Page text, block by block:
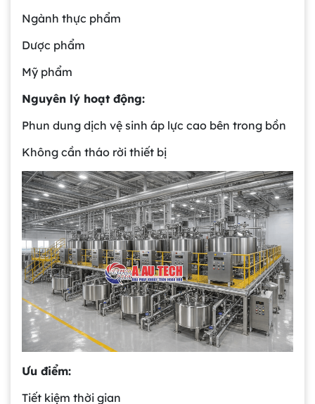
Ngành thực phẩm
Dược phẩm
Mỹ phẩm
Nguyên lý hoạt động:
Phun dung dịch vệ sinh áp lực cao bên trong bồn
Không cần tháo rời thiết bị
Ưu điểm:
Tiết kiệm thời gian